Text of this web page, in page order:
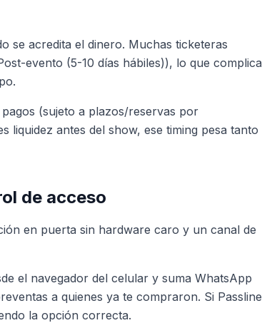
se acredita el dinero. Muchas ticketeras
evento (5-10 días hábiles)), lo que complica
(sujeto a plazos/reservas por
liquidez antes del show, ese timing pesa tanto
de acceso
en puerta sin hardware caro y un canal de
el navegador del celular y suma WhatsApp
a quienes ya te compraron. Si Passline
la opción correcta.